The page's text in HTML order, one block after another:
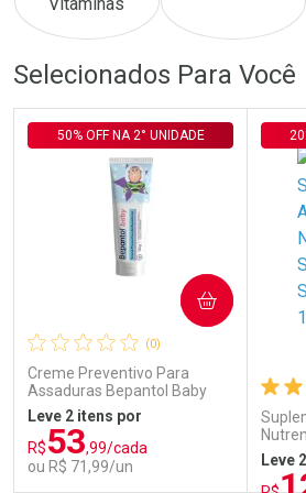
Comprar sem Desconto
Por R$ 115,00/cada
Por R$ 115,00/cada
Por
Por
Selecionados Para Você
(0)
Creme Preventivo Para
Assaduras Bepantol Baby
Toy Story Personagens
Sortidos 120g
50% OFF NA 2° UNIDADE
Leve 2 itens por
R$53,99/cada
ou R$ 71,99/un
COMPRAR
740g
Leve